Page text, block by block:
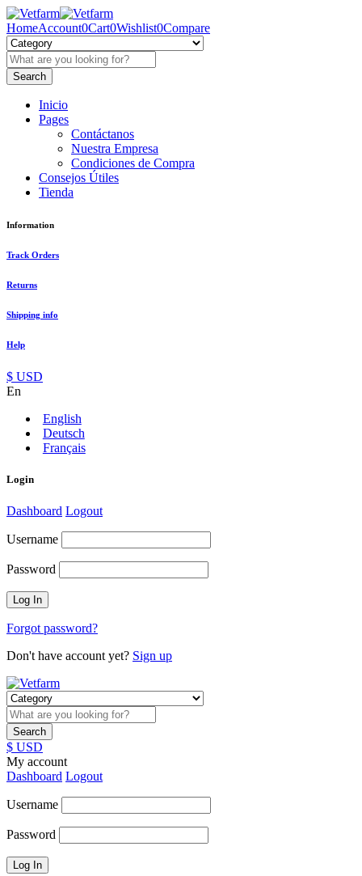
HomeAccount0Cart0Wishlist0Compare
Inicio
Pages
Contáctanos
Nuestra Empresa
Condiciones de Compra
Consejos Útiles
Tienda
Information
Track Orders
Returns
Shipping info
Help
$ USD
En
English
Deutsch
Français
Login
Dashboard Logout
Username
Password
Forgot password?
Don't have account yet? Sign up
$ USD
My account
Dashboard Logout
Username
Password